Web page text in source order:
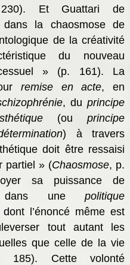
Et Guattari de
dans la chaosmose de
de la créativité
du nouveau
» (p. 161). La
remise en acte, en
, duprincipe
(ouprincipe
)
à travers
doit être ressaisi
partiel » (Chaosmose, p.
sa puissance de
dans unepolitique
dont l’énoncé même est
tout autant les
que celle de la vie
Cette volonté